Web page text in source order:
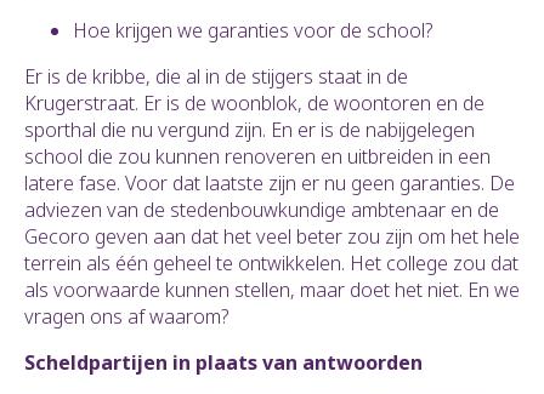
Hoe krijgen we garanties voor de school?
Er is de kribbe, die al in de stijgers staat in de
Krugerstraat. Er is de woonblok, de woontoren en de
sporthal die nu vergund zijn. En er is de nabijgelegen
school die zou kunnen renoveren en uitbreiden in een
latere fase. Voor dat laatste zijn er nu geen garanties. De
adviezen van de stedenbouwkundige ambtenaar en de
Gecoro geven aan dat het veel beter zou zijn om het hele
terrein als één geheel te ontwikkelen. Het college zou dat
als voorwaarde kunnen stellen, maar doet het niet. En we
vragen ons af waarom?
Scheldpartijen in plaats van antwoorden